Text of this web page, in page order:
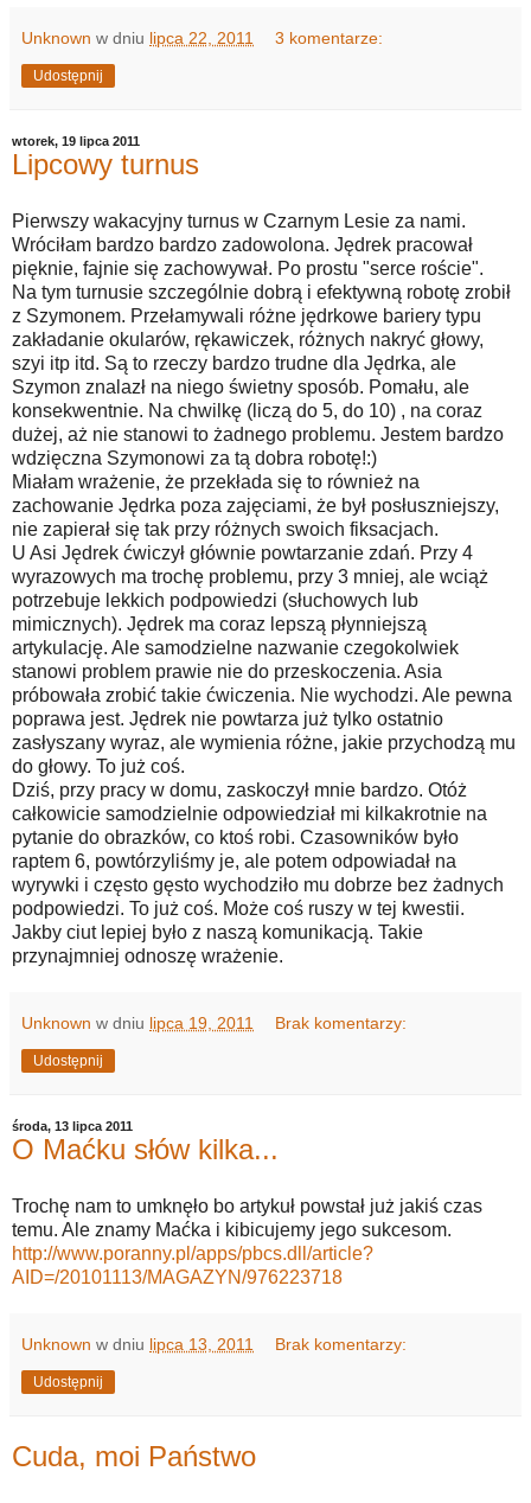
Unknown w dniu lipca 22, 2011 3 komentarze:
Udostępnij
wtorek, 19 lipca 2011
Lipcowy turnus
Pierwszy wakacyjny turnus w Czarnym Lesie za nami.
Wróciłam bardzo bardzo zadowolona. Jędrek pracował
pięknie, fajnie się zachowywał. Po prostu "serce roście".
Na tym turnusie szczególnie dobrą i efektywną robotę zrobił
z Szymonem. Przełamywali różne jędrkowe bariery typu
zakładanie okularów, rękawiczek, różnych nakryć głowy,
szyi itp itd. Są to rzeczy bardzo trudne dla Jędrka, ale
Szymon znalazł na niego świetny sposób. Pomału, ale
konsekwentnie. Na chwilkę (liczą do 5, do 10) , na coraz
dużej, aż nie stanowi to żadnego problemu. Jestem bardzo
wdzięczna Szymonowi za tą dobra robotę!:)
Miałam wrażenie, że przekłada się to również na
zachowanie Jędrka poza zajęciami, że był posłuszniejszy,
nie zapierał się tak przy różnych swoich fiksacjach.
U Asi Jędrek ćwiczył głównie powtarzanie zdań. Przy 4
wyrazowych ma trochę problemu, przy 3 mniej, ale wciąż
potrzebuje lekkich podpowiedzi (słuchowych lub
mimicznych). Jędrek ma coraz lepszą płynniejszą
artykulację. Ale samodzielne nazwanie czegokolwiek
stanowi problem prawie nie do przeskoczenia. Asia
próbowała zrobić takie ćwiczenia. Nie wychodzi. Ale pewna
poprawa jest. Jędrek nie powtarza już tylko ostatnio
zasłyszany wyraz, ale wymienia różne, jakie przychodzą mu
do głowy. To już coś.
Dziś, przy pracy w domu, zaskoczył mnie bardzo. Otóż
całkowicie samodzielnie odpowiedział mi kilkakrotnie na
pytanie do obrazków, co ktoś robi. Czasowników było
raptem 6, powtórzyliśmy je, ale potem odpowiadał na
wyrywki i często gęsto wychodziło mu dobrze bez żadnych
podpowiedzi. To już coś. Może coś ruszy w tej kwestii.
Jakby ciut lepiej było z naszą komunikacją. Takie
przynajmniej odnoszę wrażenie.
Unknown w dniu lipca 19, 2011 Brak komentarzy:
Udostępnij
środa, 13 lipca 2011
O Maćku słów kilka...
Trochę nam to umknęło bo artykuł powstał już jakiś czas
temu. Ale znamy Maćka i kibicujemy jego sukcesom.
http://www.poranny.pl/apps/pbcs.dll/article?
AID=/20101113/MAGAZYN/976223718
Unknown w dniu lipca 13, 2011 Brak komentarzy:
Udostępnij
Cuda, moi Państwo